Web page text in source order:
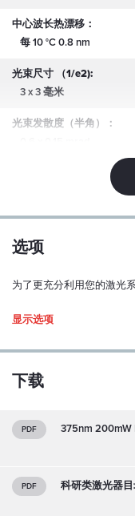
中心波长热漂移：
每 10 °C 0.8 nm
光束尺寸 （1/e2):
3 x 3 毫米
光束发散度（半角）：
极化比：
100:1
± 5 度
模式结构：
M2（水平/垂直）：
8 / 1.2
功率稳定性（超过 1 小时
< 0.5 %
< ±100 µrad
选项
为了更充分利用您的激光
1. Enclosed
显示选项
下载
PDF
375nm 200mW
PDF
科研类激光器